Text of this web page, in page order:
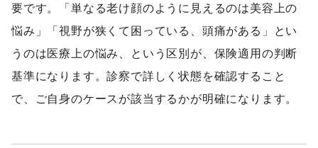
要です。「単なる老け顔のように見えるのは美容上の
悩み」「視野が狭くて困っている、頭痛がある」とい
うのは医療上の悩み、という区別が、保険適用の判断
基準になります。診察で詳しく状態を確認すること
で、ご自身のケースが該当するかが明確になります。